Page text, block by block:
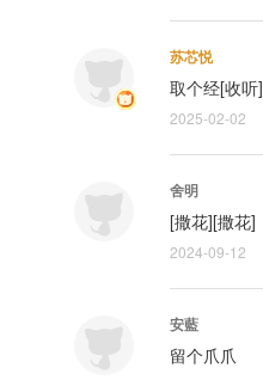
苏芯悦
取个经[收听]
2025-02-02
舍明
[撒花][撒花]
2024-09-12
安藍
留个爪爪